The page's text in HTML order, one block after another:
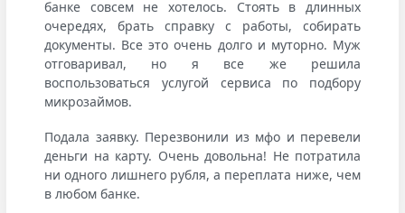
банке совсем не хотелось. Стоять в длинных
очередях, брать справку с работы, собирать
документы. Все это очень долго и муторно. Муж
отговаривал, но я все же решила
воспользоваться услугой сервиса по подбору
микрозаймов.
Подала заявку. Перезвонили из мфо и перевели
деньги на карту. Очень довольна! Не потратила
ни одного лишнего рубля, а переплата ниже, чем
в любом банке.